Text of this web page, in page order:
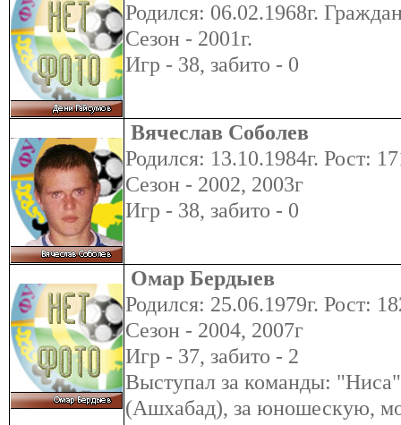
Родился: 06.02.1968г.
Сезон - 2001г.
Игр - 38, забито - 0
Вячеслав Соболев
Родился: 13.10.1984г. Рост:
Сезон - 2002, 2003г
Игр - 38, забито - 0
Омар Бердыев
Родился: 25.06.1979г. Рост:
Сезон - 2004, 2007г
Игр - 37, забито - 2
Выступал за команды:
(Ашхабад), за юношескую,